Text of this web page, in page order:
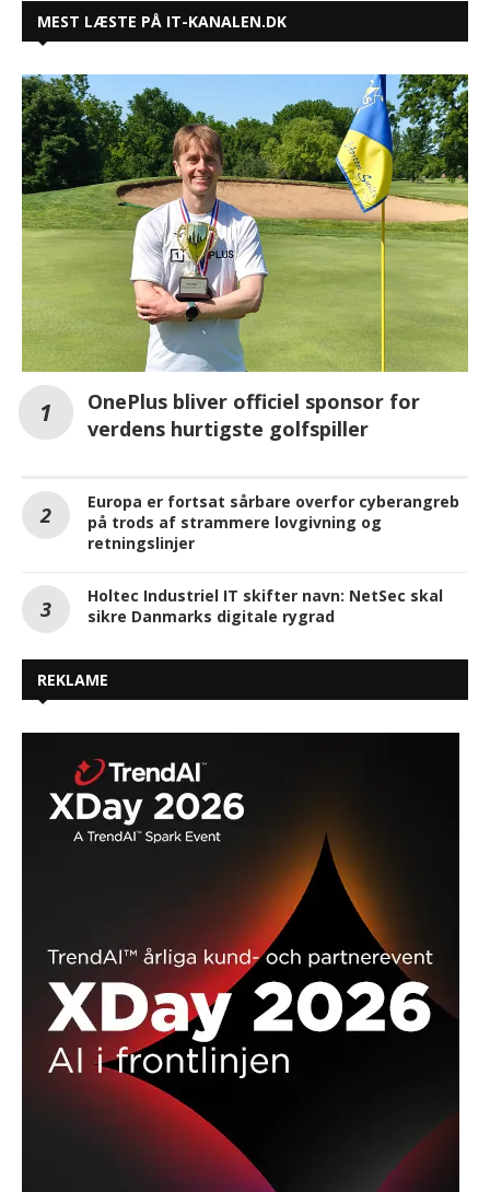
MEST LÆSTE PÅ IT-KANALEN.DK
OnePlus bliver officiel sponsor for
verdens hurtigste golfspiller
Europa er fortsat sårbare overfor cyberangreb
på trods af strammere lovgivning og
retningslinjer
Holtec Industriel IT skifter navn: NetSec skal
sikre Danmarks digitale rygrad
REKLAME